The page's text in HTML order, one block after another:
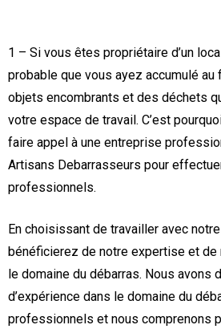
1 – Si vous êtes propriétaire d’un
probable que vous ayez accumulé
objets encombrants et des déchets
votre espace de travail. C’est
faire appel à une entreprise
Artisans Debarrasseurs pour
professionnels.
En choisissant de travailler avec
bénéficierez de notre expertise et
le domaine du débarras. Nous avons
d’expérience dans le domaine du
professionnels et nous comprenons